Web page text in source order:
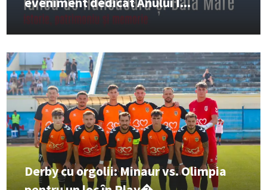
Derby cu orgolii: Minaur vs. Olimpia